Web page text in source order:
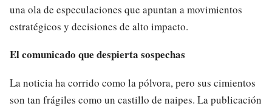
una ola de especulaciones que apuntan a movimientos
estratégicos y decisiones de alto impacto.
El comunicado que despierta sospechas
La noticia ha corrido como la pólvora, pero sus cimientos
son tan frágiles como un castillo de naipes. La publicación